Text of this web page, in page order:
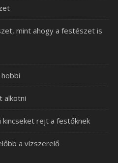
mint ahogy a festészet is
alkotni
kincseket rejt a festőknek
a vízszerelő